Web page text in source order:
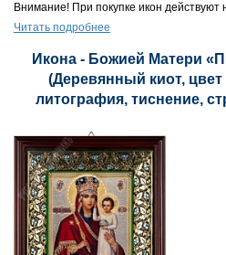
Внимание! При покупке икон действуют
Читать подробнее
Икона - Божией Матери
(Деревянный киот,
литография, тиснение,